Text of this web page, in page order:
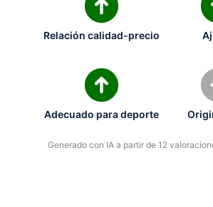
Relación calidad-precio
Adecuado para deporte
Generado con IA a partir de 12